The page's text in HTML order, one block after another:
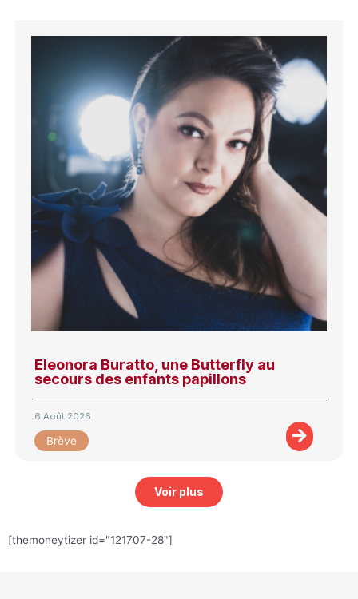
Eleonora Buratto, une Butterfly au
secours des enfants papillons
6 Août 2026
Brève
Voir plus
[themoneytizer id="121707-28"]